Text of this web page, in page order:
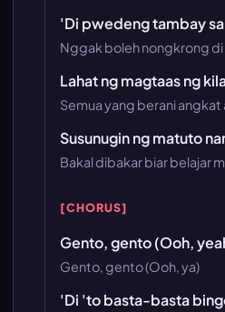
'Di pwedeng tambay
Nggak boleh nongkrong di
Lahat ng magtaas ng
Semua yang berani angkat
Susunugin ng matuto
Bakal dibakar biar belajar
[CHORUS]
Gento, gento (Ooh,
Gento, gento (Ooh, ya)
'Di 'to basta-basta